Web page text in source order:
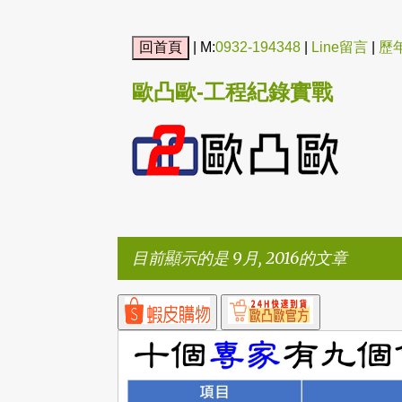
| M:0932-194348 Line留言 歷
歐凸歐-工程紀錄實戰
目前顯示的是 9月, 2016的文章
發
表
文